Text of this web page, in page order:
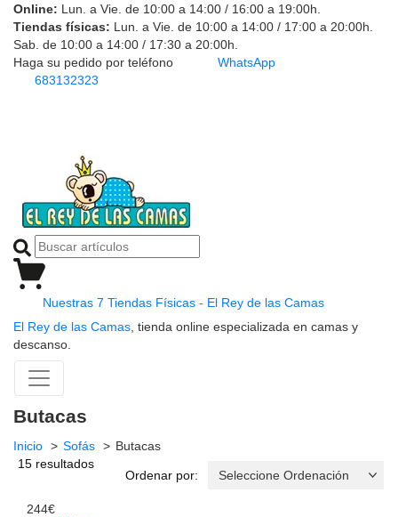
Online: Lun. a Vie. de 10:00 a 14:00 / 16:00 a 19:00h.
Tiendas físicas: Lun. a Vie. de 10:00 a 14:00 / 17:00 a 20:00h.
Sab. de 10:00 a 14:00 / 17:30 a 20:00h.
Haga su pedido por teléfono
683132323
WhatsApp
Nuestras 7 Tiendas Físicas - El Rey de las Camas
El Rey de las Camas , tienda online especializada en camas y
descanso.
Butacas
Inicio Sofás
Butacas
15 resultados
Ordenar por:
244€